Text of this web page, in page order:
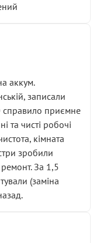
аккум.
записали
справило приємне
та чисті робочі
кімната
зробили
ремонт. За 1,5
(заміна